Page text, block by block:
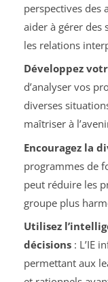
perspectives des
aider à gérer des
les relations
Développez
d’analyser vos
diverses
maîtriser à
Encouragez la
programmes de
peut réduire les
groupe plus
Utilisez
décisions: L’IE
permettant aux